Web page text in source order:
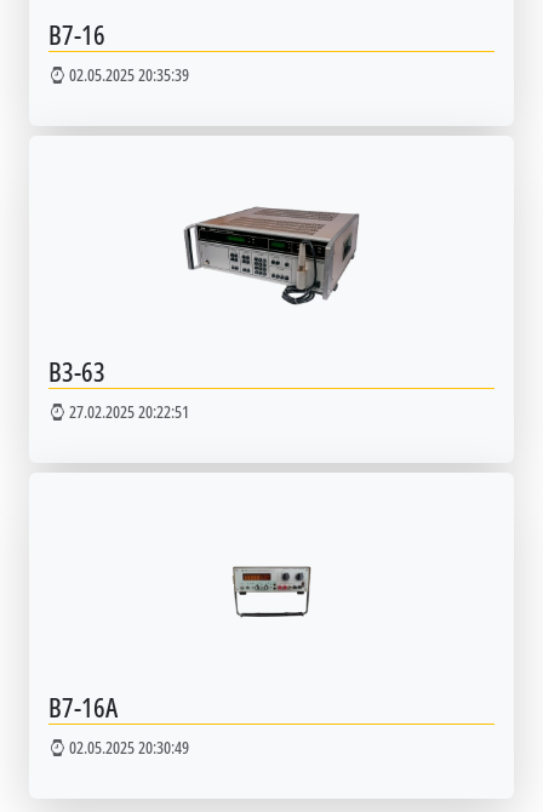
В7-16
02.05.2025 20:35:39
В3-63
27.02.2025 20:22:51
В7-16А
02.05.2025 20:30:49